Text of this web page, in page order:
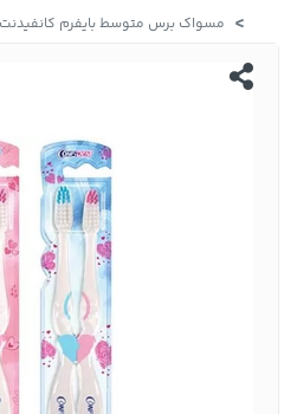
مسواک برس متوسط بایفرم